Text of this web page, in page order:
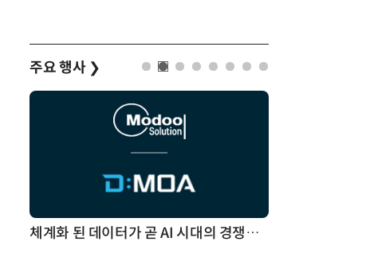
주요 행사 ❯
체계화 된 데이터가 곧 AI 시대의 경쟁력이다